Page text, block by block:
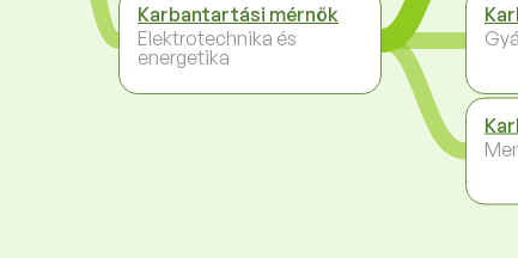
Karbantartási mérnök
Elektrotechnika és
energetika